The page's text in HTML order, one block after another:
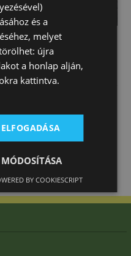
Nyeregalátét
Díjlovas
19 490 Ft
és a
melyet
újra
a honlap alján,
kattintva.
BY COOKIESCRIPT